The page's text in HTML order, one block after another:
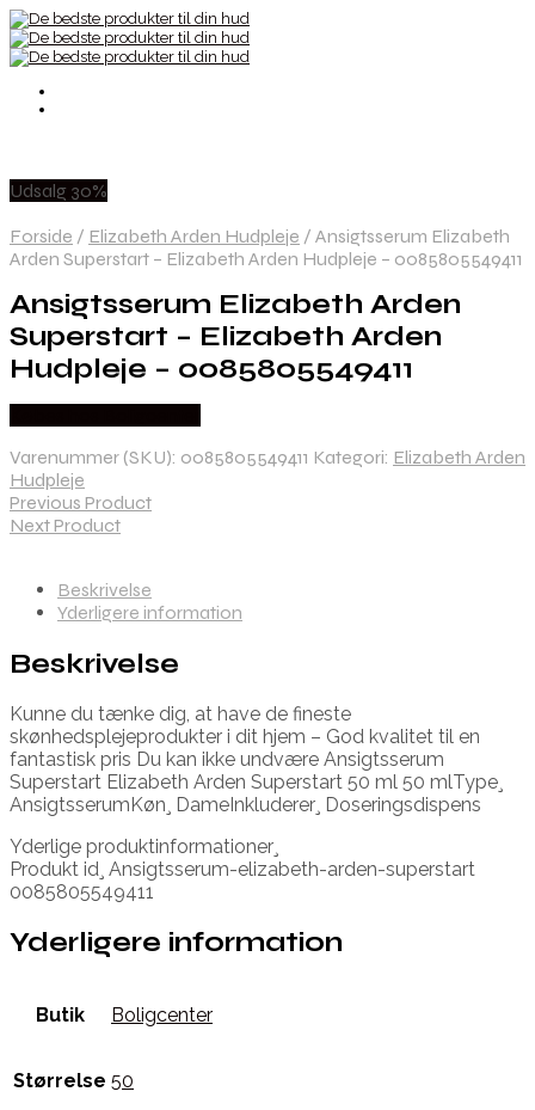
Udsalg 30%
Forside / Elizabeth Arden Hudpleje / Ansigtsserum Elizabeth
Arden Superstart – Elizabeth Arden Hudpleje – 0085805549411
Ansigtsserum Elizabeth Arden
Superstart – Elizabeth Arden
Hudpleje – 0085805549411
Varenummer (SKU): 0085805549411 Kategori: Elizabeth Arden
Hudpleje
Previous Product
Next Product
Beskrivelse
Yderligere information
Beskrivelse
Kunne du tænke dig, at have de fineste
skønhedsplejeprodukter i dit hjem – God kvalitet til en
fantastisk pris Du kan ikke undvære Ansigtsserum
Superstart Elizabeth Arden Superstart 50 ml 50 mlType¸
AnsigtsserumKøn¸ DameInkluderer¸ Doseringsdispens
Yderlige produktinformationer¸
Produkt id¸ Ansigtsserum-elizabeth-arden-superstart
0085805549411
Yderligere information
Butik Boligcenter
Størrelse 50